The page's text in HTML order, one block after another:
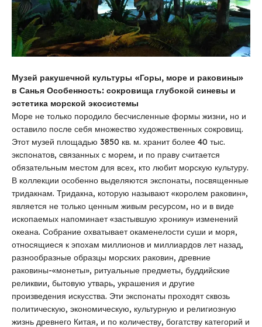
Музей ракушечной культуры «Горы, море и раковины»
в Санья Особенность: сокровища глубокой синевы и
эстетика морской экосистемы
Море не только породило бесчисленные формы жизни, но и
оставило после себя множество художественных сокровищ.
Этот музей площадью 3850 кв. м. хранит более 40 тыс.
экспонатов, связанных с морем, и по праву считается
обязательным местом для всех, кто любит морскую культуру.
В коллекции особенно выделяются экспонаты, посвященные
тридакнам. Тридакна, которую называют «королем раковин»,
является не только ценным живым ресурсом, но и в виде
ископаемых напоминает «застывшую хронику» изменений
океана. Собрание охватывает окаменелости суши и моря,
относящиеся к эпохам миллионов и миллиардов лет назад,
разнообразные образцы морских раковин, древние
раковины-«монеты», ритуальные предметы, буддийские
реликвии, бытовую утварь, украшения и другие
произведения искусства. Эти экспонаты проходят сквозь
политическую, экономическую, культурную и религиозную
жизнь древнего Китая, и по количеству, богатству категорий и